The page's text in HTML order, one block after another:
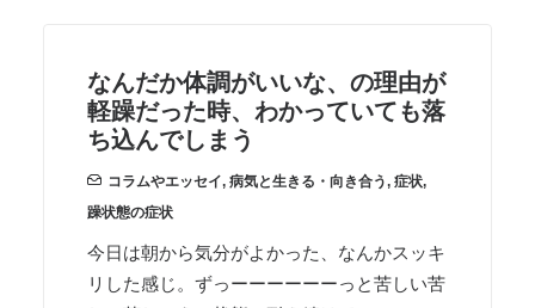
なんだか体調がいいな、の理由が
軽躁だった時、わかっていても落
ち込んでしまう
コラムやエッセイ, 病気と生きる・向き合う, 症状,
躁状態の症状
今日は朝から気分がよかった、なんかスッキ
リした感じ。ずっーーーーーーっと苦しい苦